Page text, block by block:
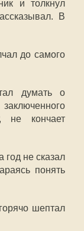
и толкнул
В
до самого
думать о
не кончает
не сказал
понять
шептал